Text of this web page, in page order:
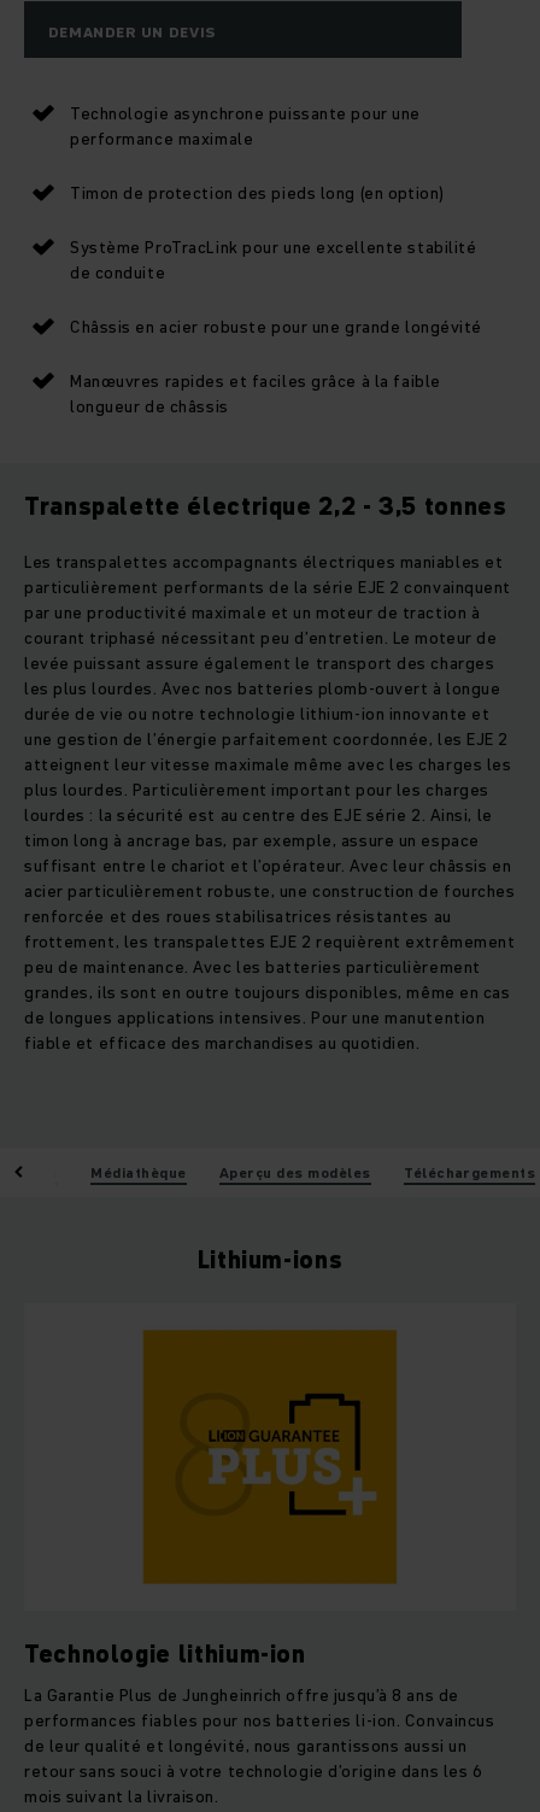
DEMANDER UN DEVIS
Technologie asynchrone puissante pour une
performance maximale
Timon de protection des pieds long (en option)
Système ProTracLink pour une excellente stabilité
de conduite
Châssis en acier robuste pour une grande longévité
Manœuvres rapides et faciles grâce à la faible
longueur de châssis
Transpalette électrique 2,2 - 3,5 tonnes
Les transpalettes accompagnants électriques maniables et
particulièrement performants de la série EJE 2 convainquent
par une productivité maximale et un moteur de traction à
courant triphasé nécessitant peu d’entretien. Le moteur de
levée puissant assure également le transport des charges
les plus lourdes. Avec nos batteries plomb-ouvert à longue
durée de vie ou notre technologie lithium-ion innovante et
une gestion de l’énergie parfaitement coordonnée, les EJE 2
atteignent leur vitesse maximale même avec les charges les
plus lourdes. Particulièrement important pour les charges
lourdes : la sécurité est au centre des EJE série 2. Ainsi, le
timon long à ancrage bas, par exemple, assure un espace
suffisant entre le chariot et l’opérateur. Avec leur châssis en
acier particulièrement robuste, une construction de fourches
renforcée et des roues stabilisatrices résistantes au
frottement, les transpalettes EJE 2 requièrent extrêmement
peu de maintenance. Avec les batteries particulièrement
grandes, ils sont en outre toujours disponibles, même en cas
de longues applications intensives. Pour une manutention
fiable et efficace des marchandises au quotidien.
Médiathèque Aperçu des modèles Téléchargements
Lithium-ions
Technologie lithium-ion
La Garantie Plus de Jungheinrich offre jusqu’à 8 ans de
performances fiables pour nos batteries li-ion. Convaincus
de leur qualité et longévité, nous garantissons aussi un
retour sans souci à votre technologie d’origine dans les 6
mois suivant la livraison.